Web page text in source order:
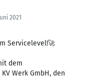
2021
Servicelevel!🚀
dem
Werk GmbH, den